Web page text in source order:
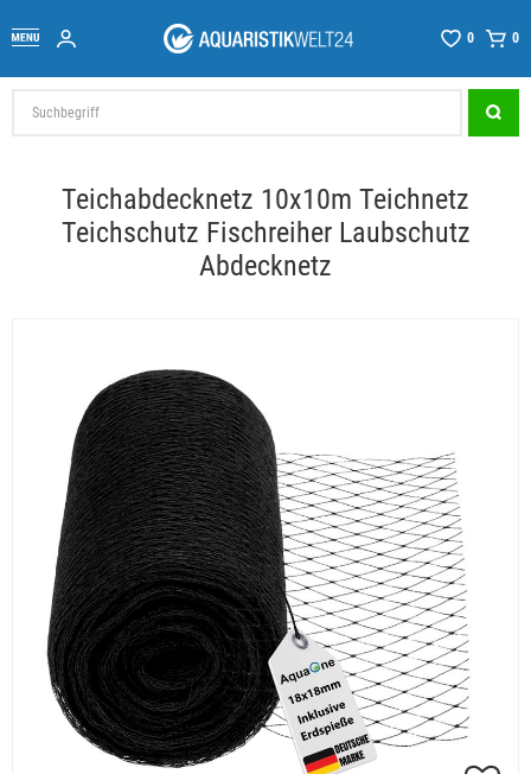
0 0
Teichabdecknetz 10x10m Teichnetz
Teichschutz Fischreiher Laubschutz
Abdecknetz